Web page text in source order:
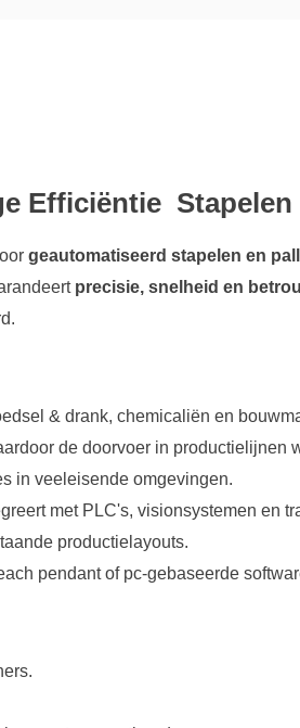
Efficiëntie Stapelen
geautomatiseerd stapelen en
precisie, snelheid en
& drank, chemicaliën en
de doorvoer in productielijnen
in veeleisende omgevingen.
met PLC's, visionsystemen en
productielayouts.
pendant of pc-gebaseerde